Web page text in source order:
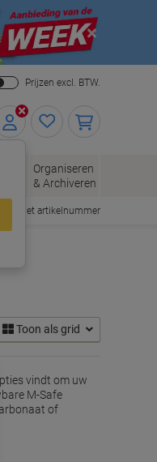
Close
Prijzen excl. BTW.
Organiseren
& Archiveren
met artikelnummer
Toon als grid
vindt om uw
M-Safe
of